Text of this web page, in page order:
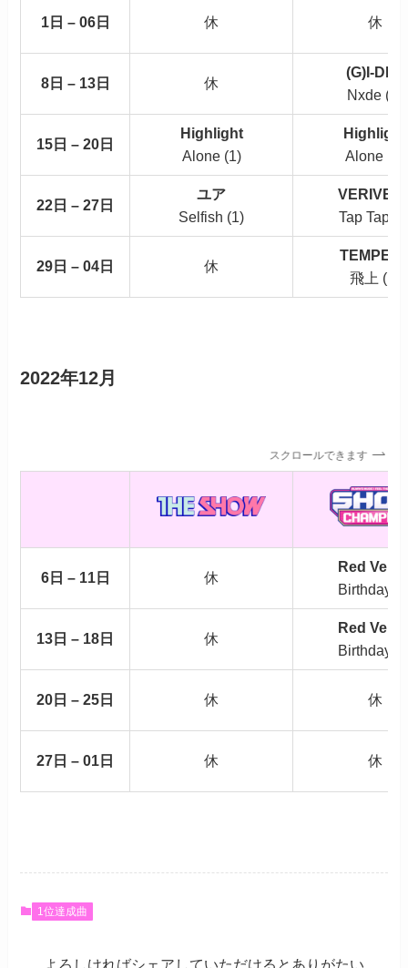
1日 – 06日 休 休
8日 – 13日 休
(G)I-DLE
Nxde (7)
15日 – 20日
Highlight
Alone (1)
Highlight
Alone (2)
22日 – 27日
ユア
Selfish (1)
Tap Tap
29日 – 04日 休
飛上 (1)
2022年12月
スクロールできます
6日 – 11日 休
Red
Birthday
13日 – 18日 休
Red
Birthday
20日 – 25日 休 休
27日 – 01日 休 休
1位達成曲
よろしければシェアしていただけるとありがたい